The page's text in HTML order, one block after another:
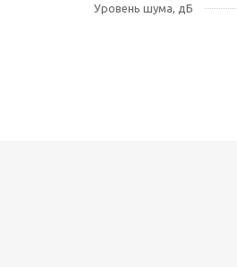
Уровень шума, дБ